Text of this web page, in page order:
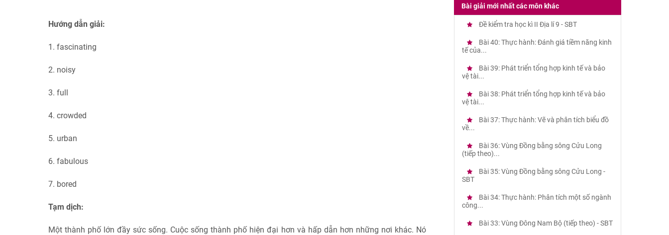
Hướng dẫn giải:
1. fascinating
2. noisy
3. full
4. crowded
5. urban
6. fabulous
7. bored
Tạm dịch:
Một thành phố lớn đầy sức sống. Cuộc sống thành phố hiện đại hơn và hấp dẫn hơn những nơi khác. Nó
Bài giải mới nhất các môn khác
Đề kiểm tra học kì II Địa lí 9 - SBT
Bài 40: Thực hành: Đánh giá tiềm năng kinh
tế của...
Bài 39: Phát triển tổng hợp kinh tế và bảo
vệ tài...
Bài 38: Phát triển tổng hợp kinh tế và bảo
vệ tài...
Bài 37: Thực hành: Vẽ và phân tích biểu đồ
về...
Bài 36: Vùng Đồng bằng sông Cửu Long
(tiếp theo)...
Bài 35: Vùng Đồng bằng sông Cửu Long -
SBT
Bài 34: Thực hành: Phân tích một số ngành
công...
Bài 33: Vùng Đông Nam Bộ (tiếp theo) - SBT